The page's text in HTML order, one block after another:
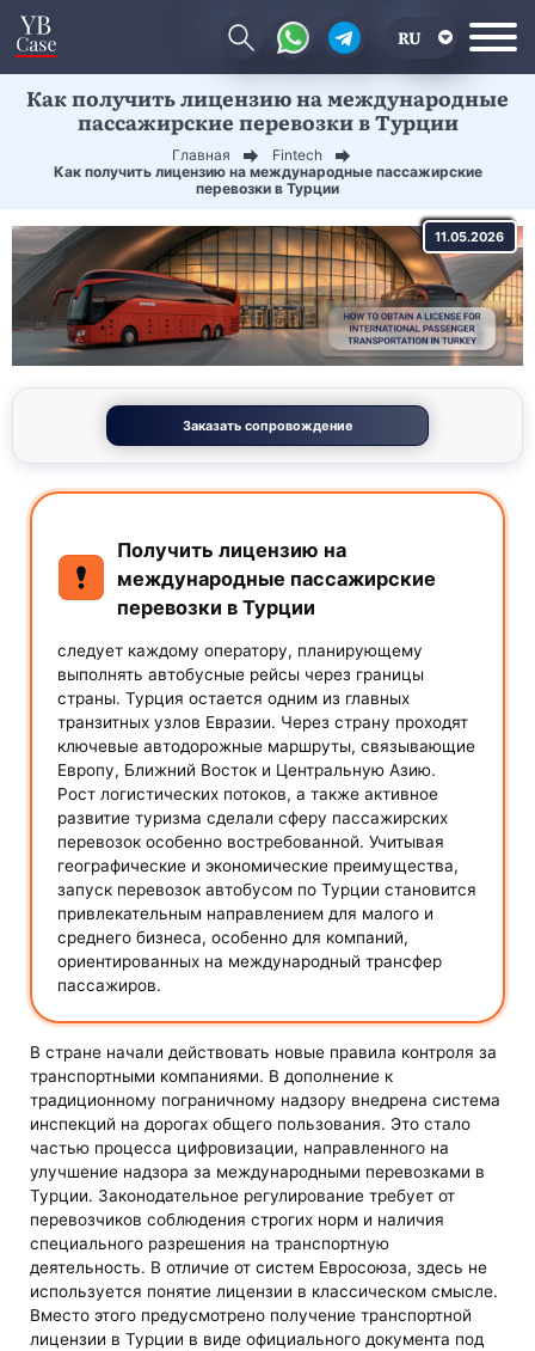
RU
EN
Как получить лицензию на международные
пассажирские перевозки в Турции
Главная
Fintech
Как получить лицензию на международные пассажирские
перевозки в Турции
11.05.2026
Заказать сопровождение
Получить лицензию на
международные пассажирские
перевозки в Турции
следует каждому оператору, планирующему
выполнять автобусные рейсы через границы
страны. Турция остается одним из главных
транзитных узлов Евразии. Через страну проходят
ключевые автодорожные маршруты, связывающие
Европу, Ближний Восток и Центральную Азию.
Рост логистических потоков, а также активное
развитие туризма сделали сферу пассажирских
перевозок особенно востребованной. Учитывая
географические и экономические преимущества,
запуск перевозок автобусом по Турции становится
привлекательным направлением для малого и
среднего бизнеса, особенно для компаний,
ориентированных на международный трансфер
пассажиров.
В стране начали действовать новые правила контроля за
транспортными компаниями. В дополнение к
традиционному пограничному надзору внедрена система
инспекций на дорогах общего пользования. Это стало
частью процесса цифровизации, направленного на
улучшение надзора за международными перевозками в
Турции. Законодательное регулирование требует от
перевозчиков соблюдения строгих норм и наличия
специального разрешения на транспортную
деятельность. В отличие от систем Евросоюза, здесь не
используется понятие лицензии в классическом смысле.
Вместо этого предусмотрено получение транспортной
лицензии в Турции в виде официального документа под